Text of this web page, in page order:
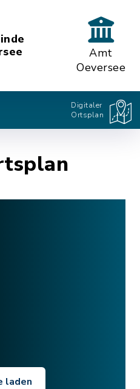
Amt
Oeversee
Digitaler
Ortsplan
laden